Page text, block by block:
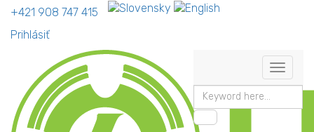
+421 908 747 415
Prihlásiť